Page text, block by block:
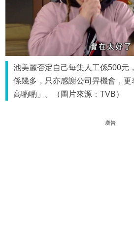
池美麗否定自己每集人工係500元
係幾多，只亦感謝公司畀機會，
高啲啲」。（圖片來源：TVB）
廣告